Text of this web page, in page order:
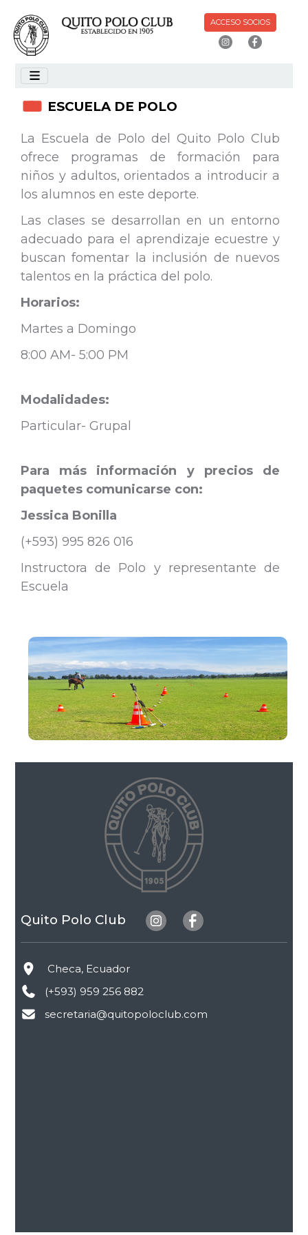
ACCESO SOCIOS
ESCUELA DE POLO
La Escuela de Polo del Quito Polo Club
ofrece programas de formación para
niños y adultos, orientados a introducir a
los alumnos en este deporte.
Las clases se desarrollan en un entorno
adecuado para el aprendizaje ecuestre y
buscan fomentar la inclusión de nuevos
talentos en la práctica del polo.
Horarios:
Martes a Domingo
8:00 AM- 5:00 PM
Modalidades:
Particular- Grupal
Para más información y precios de
paquetes comunicarse con:
Jessica Bonilla
(+593) 995 826 016
Instructora de Polo y representante de
Escuela
Quito Polo Club
Checa, Ecuador
(+593) 959 256 882
secretaria@quitopoloclub.com